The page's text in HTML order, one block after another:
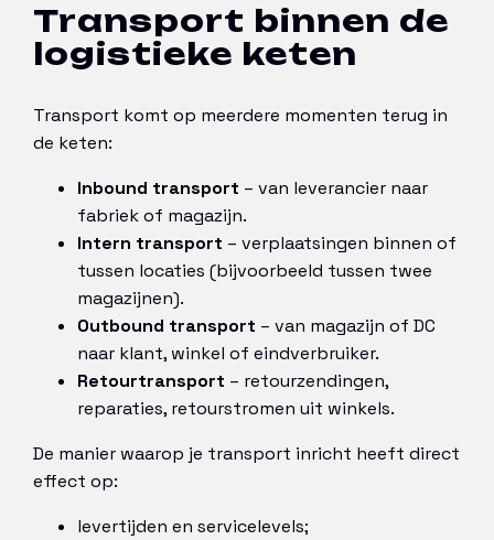
Transport binnen de
logistieke keten
Transport komt op meerdere momenten terug in
de keten:
Inbound transport – van leverancier naar
fabriek of magazijn.
Intern transport – verplaatsingen binnen of
tussen locaties (bijvoorbeeld tussen twee
magazijnen).
Outbound transport – van magazijn of DC
naar klant, winkel of eindverbruiker.
Retourtransport – retourzendingen,
reparaties, retourstromen uit winkels.
De manier waarop je transport inricht heeft direct
effect op:
levertijden en servicelevels;